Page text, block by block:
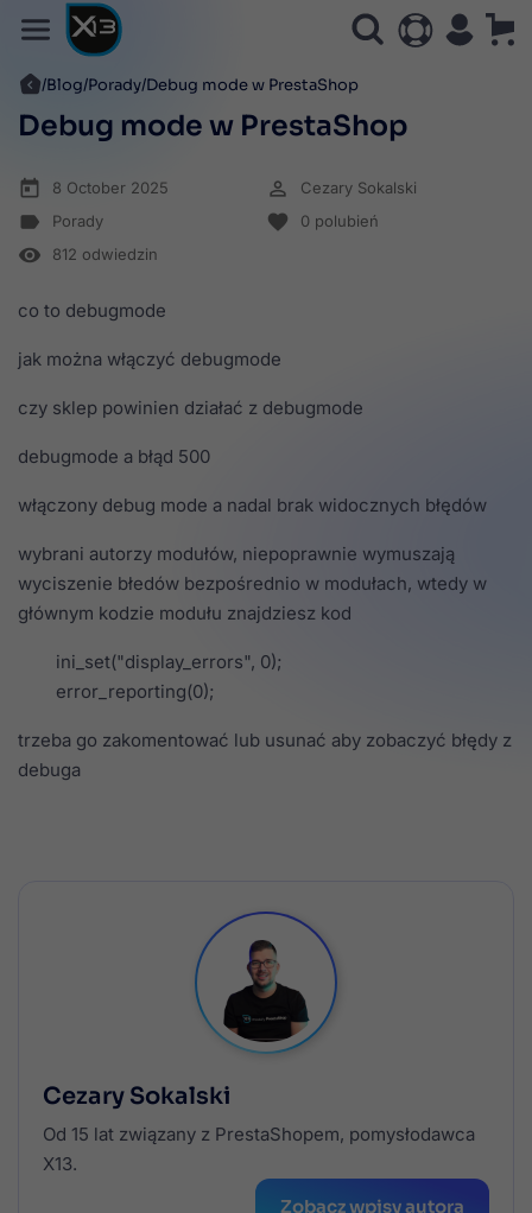
Blog Porady Debug mode w PrestaShop
Debug mode w PrestaShop
today 8 October 2025 perm_identity Cezary Sokalski
label Porady favorite 0 polubień
remove_red_eye 812 odwiedzin
co to debugmode
jak można włączyć debugmode
czy sklep powinien działać z debugmode
debugmode a błąd 500
włączony debug mode a nadal brak widocznych błędów
wybrani autorzy modułów, niepoprawnie wymuszają
wyciszenie błedów bezpośrednio w modułach, wtedy w
głównym kodzie modułu znajdziesz kod
ini_set("display_errors", 0);
error_reporting(0);
trzeba go zakomentować lub usunać aby zobaczyć błędy z
debuga
Cezary Sokalski
Od 15 lat związany z PrestaShopem, pomysłodawca
X13.
Zobacz wpisy autora